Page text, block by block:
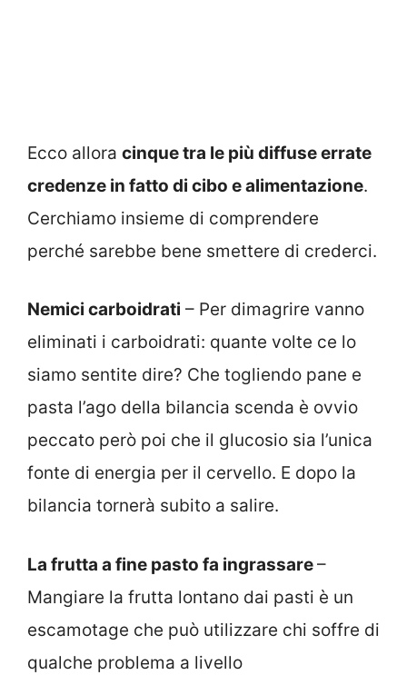
Ecco allora cinque tra le più diffuse errate
credenze in fatto di cibo e alimentazione.
Cerchiamo insieme di comprendere
perché sarebbe bene smettere di crederci.
Nemici carboidrati – Per dimagrire vanno
eliminati i carboidrati: quante volte ce lo
siamo sentite dire? Che togliendo pane e
pasta l’ago della bilancia scenda è ovvio
peccato però poi che il glucosio sia l’unica
fonte di energia per il cervello. E dopo la
bilancia tornerà subito a salire.
La frutta a fine pasto fa ingrassare–
Mangiare la frutta lontano dai pasti è un
escamotage che può utilizzare chi soffre di
qualche problema a livello